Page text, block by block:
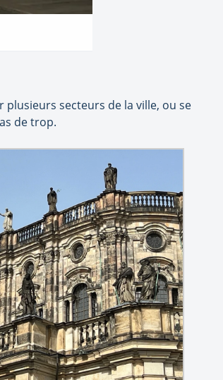
secteurs de la ville, ou se
de trop.